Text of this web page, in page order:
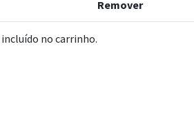
Remover
no carrinho.